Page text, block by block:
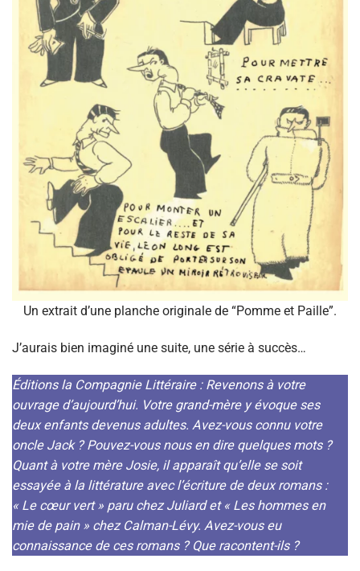
Un extrait d’une planche originale de “Pomme et Paille”.
J’aurais bien imaginé une suite, une série à succès…
Éditions la Compagnie Littéraire : Revenons à votre
ouvrage d’aujourd’hui. Votre grand-mère y évoque ses
deux enfants devenus adultes. Avez-vous connu votre
oncle Jack ? Pouvez-vous nous en dire quelques mots ?
Quant à votre mère Josie, il apparaît qu’elle se soit
essayée à la littérature avec l’écriture de deux romans :
« Le cœur vert » paru chez Juliard et « Les hommes en
mie de pain » chez Calman-Lévy. Avez-vous eu
connaissance de ces romans ? Que racontent-ils ?